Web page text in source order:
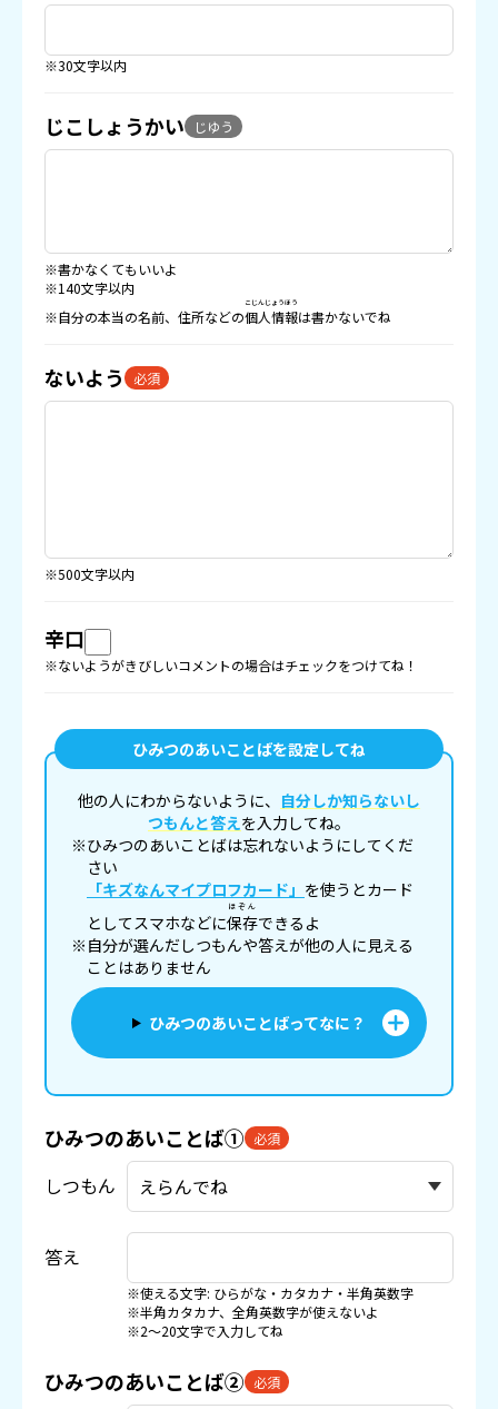
※30文字以内
じこしょうかい じゆう
※書かなくてもいいよ
※140文字以内
※自分の本当の名前、住所などの個人情報
こじんじょうほう
は書かないでね
ないよう 必須
※500文字以内
辛口
※ないようがきびしいコメントの場合はチェックをつけてね！
ひみつのあいことばを設定してね
他の人にわからないように、 自分しか知らないし
つもんと答えを入力してね。
※ひみつのあいことばは忘れないようにしてくだ
さい
「キズなんマイプロフカード」 を使うとカード
としてスマホなどに保存
ほぞん
できるよ
※自分が選んだしつもんや答えが他の人に見える
ことはありません
ひみつのあいことばってなに？
ひみつのあいことば① 必須
しつもん
答え
※使える文字: ひらがな・カタカナ・半角英数字
※半角カタカナ、全角英数字が使えないよ
※2〜20文字で入力してね
ひみつのあいことば② 必須